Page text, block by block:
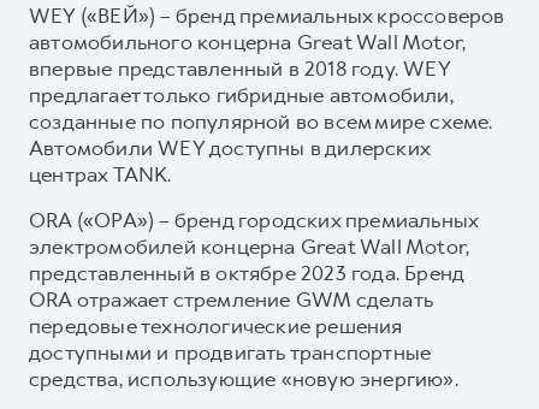
WEY («ВЕЙ») – бренд премиальных кроссоверов
автомобильного концерна Great Wall Motor,
впервые представленный в 2018 году. WEY
предлагает только гибридные автомобили,
созданные по популярной во всем мире схеме.
Автомобили WEY доступны в дилерских
центрах TANK.
ORA («ОРА») – бренд городских премиальных
электромобилей концерна Great Wall Motor,
представленный в октябре 2023 года. Бренд
ORA отражает стремление GWM сделать
передовые технологические решения
доступными и продвигать транспортные
средства, использующие «новую энергию».